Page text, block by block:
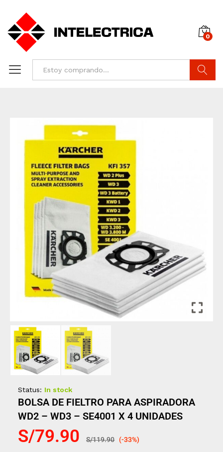
0
Status: In stock
BOLSA DE FIELTRO PARA ASPIRADORA
WD2 – WD3 – SE4001 X 4 UNIDADES
S/79.90 S/119.90 (-33%)